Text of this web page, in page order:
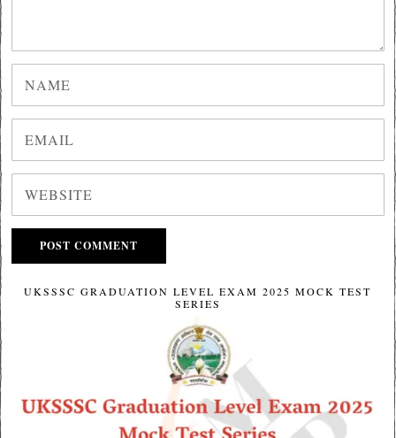
UKSSSC GRADUATION LEVEL EXAM 2025 MOCK TEST
SERIES